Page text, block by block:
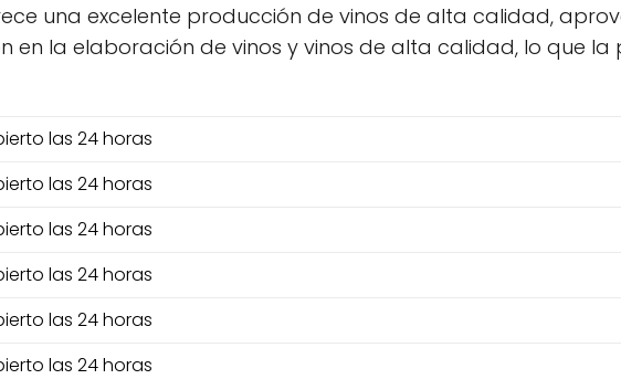
una excelente producción de vinos de alta calidad,
la elaboración de vinos y vinos de alta calidad, lo que la
las 24 horas
las 24 horas
las 24 horas
las 24 horas
las 24 horas
las 24 horas